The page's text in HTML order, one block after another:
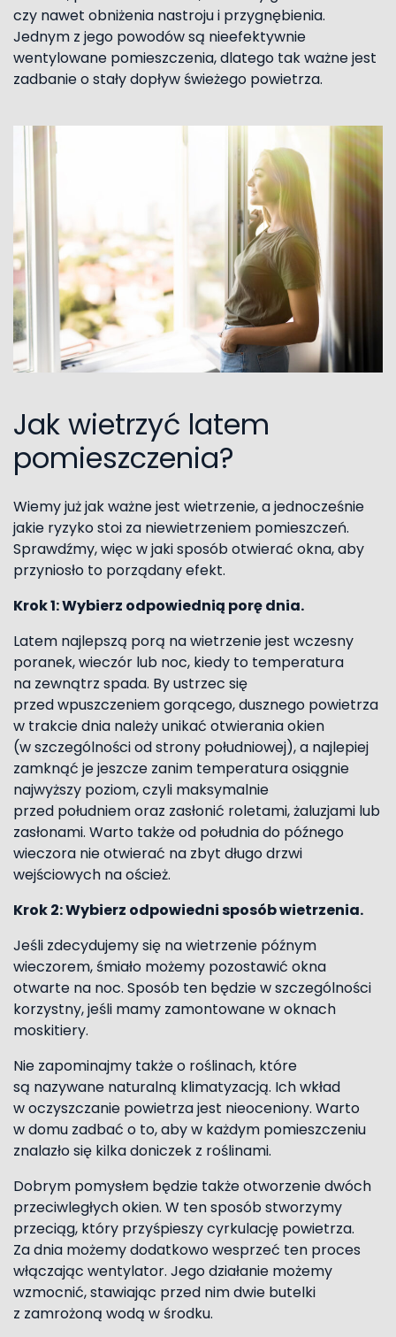
czy nawet obniżenia nastroju i przygnębienia.
Jednym z jego powodów są nieefektywnie
wentylowane pomieszczenia, dlatego tak ważne jest
zadbanie o stały dopływ świeżego powietrza.
Jak wietrzyć latem
pomieszczenia?
Wiemy już jak ważne jest wietrzenie, a jednocześnie
jakie ryzyko stoi za niewietrzeniem pomieszczeń.
Sprawdźmy, więc w jaki sposób otwierać okna, aby
przyniosło to porządany efekt.
Krok 1: Wybierz odpowiednią porę dnia.
Latem najlepszą porą na wietrzenie jest wczesny
poranek, wieczór lub noc, kiedy to temperatura
na zewnątrz spada. By ustrzec się
przed wpuszczeniem gorącego, dusznego powietrza
w trakcie dnia należy unikać otwierania okien
(w szczególności od strony południowej), a najlepiej
zamknąć je jeszcze zanim temperatura osiągnie
najwyższy poziom, czyli maksymalnie
przed południem oraz zasłonić roletami, żaluzjami lub
zasłonami. Warto także od południa do późnego
wieczora nie otwierać na zbyt długo drzwi
wejściowych na oścież.
Krok 2: Wybierz odpowiedni sposób wietrzenia.
Jeśli zdecydujemy się na wietrzenie późnym
wieczorem, śmiało możemy pozostawić okna
otwarte na noc. Sposób ten będzie w szczególności
korzystny, jeśli mamy zamontowane w oknach
moskitiery.
Nie zapominajmy także o roślinach, które
są nazywane naturalną klimatyzacją. Ich wkład
w oczyszczanie powietrza jest nieoceniony. Warto
w domu zadbać o to, aby w każdym pomieszczeniu
znalazło się kilka doniczek z roślinami.
Dobrym pomysłem będzie także otworzenie dwóch
przeciwległych okien. W ten sposób stworzymy
przeciąg, który przyśpieszy cyrkulację powietrza.
Za dnia możemy dodatkowo wesprzeć ten proces
włączając wentylator. Jego działanie możemy
wzmocnić, stawiając przed nim dwie butelki
z zamrożoną wodą w środku.